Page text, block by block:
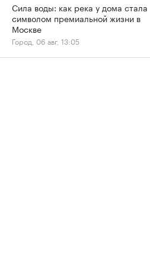
Сила воды: как река у дома стала
символом премиальной жизни в
Москве
Город, 06 авг, 13:05